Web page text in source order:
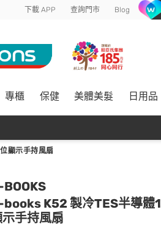
下載 APP 查詢門市 Blog
專櫃 保健 美體美髮 日用品
顯示手持風扇
BOOKS
books K52 製冷TES半導體
示手持風扇